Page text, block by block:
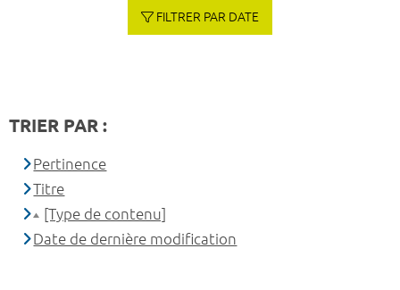
FILTRER PAR DATE
TRIER PAR :
Pertinence
Titre
[Type de contenu]
Date de dernière modification